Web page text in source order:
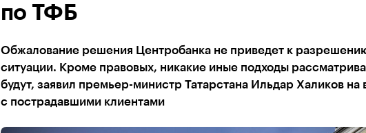
по ТФБ
Обжалование решения Центробанка не приведет к
ситуации. Кроме правовых, никакие иные подходы
будут, заявил премьер-министр Татарстана Ильдар Халиков на
с пострадавшими клиентами